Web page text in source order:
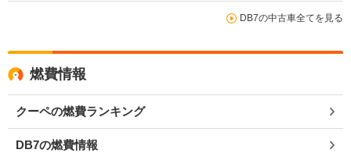
DB7の中古車全てを見る
燃費情報
クーペの燃費ランキング
DB7の燃費情報